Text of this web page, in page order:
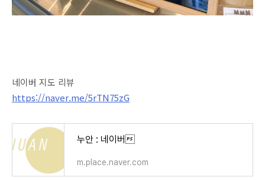
네이버 지도 리뷰
https://naver.me/5rTN75zG
누안 : 네이버
m.place.naver.com